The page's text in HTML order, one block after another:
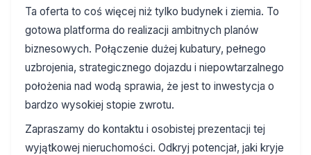
Ta oferta to coś więcej niż tylko budynek i ziemia. To
gotowa platforma do realizacji ambitnych planów
biznesowych. Połączenie dużej kubatury, pełnego
uzbrojenia, strategicznego dojazdu i niepowtarzalnego
położenia nad wodą sprawia, że jest to inwestycja o
bardzo wysokiej stopie zwrotu.
Zapraszamy do kontaktu i osobistej prezentacji tej
wyjątkowej nieruchomości. Odkryj potencjał, jaki kryje